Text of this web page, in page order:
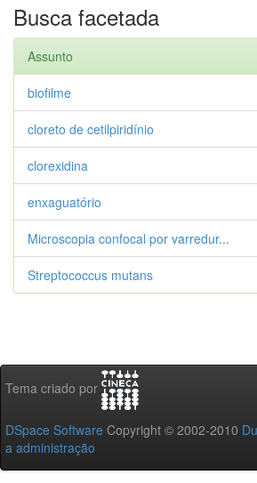
Busca facetada
Assunto
biofilme
cloreto de cetilpiridínio
clorexidina
enxaguatório
Microscopia confocal por varredur...
Streptococcus mutans
Tema criado por
DSpace Software Copyright © 2002-2010
a administração